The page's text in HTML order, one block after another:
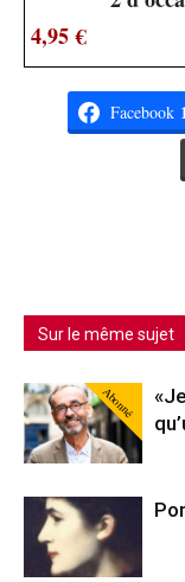
4,95 €
Facebook
Sur le même sujet
Abonné